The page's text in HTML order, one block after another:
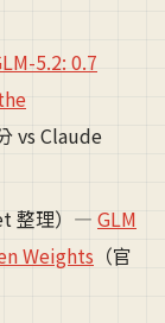
5.2: 0.7
vs Claude
整理）— GLM
Weights （官